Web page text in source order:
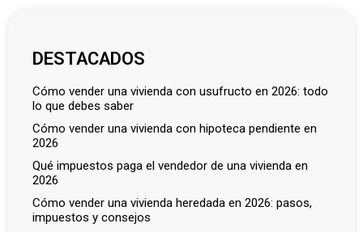
DESTACADOS
cómo vender una vivienda con usufructo en 2026: todo
lo que debes saber
cómo vender una vivienda con hipoteca pendiente en
2026
qué impuestos paga el vendedor de una vivienda en
2026
cómo vender una vivienda heredada en 2026: pasos,
impuestos y consejos